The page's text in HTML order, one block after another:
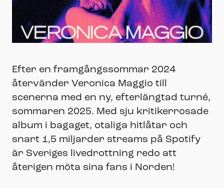
Efter en framgångssommar 2024
återvänder Veronica Maggio till
scenerna med en ny, efterlängtad turné,
sommaren 2025. Med sju kritikerrosade
album i bagaget, otaliga hitlåtar och
snart 1,5 miljarder streams på Spotify
är Sveriges livedrottning redo att
återigen möta sina fans i Norden!